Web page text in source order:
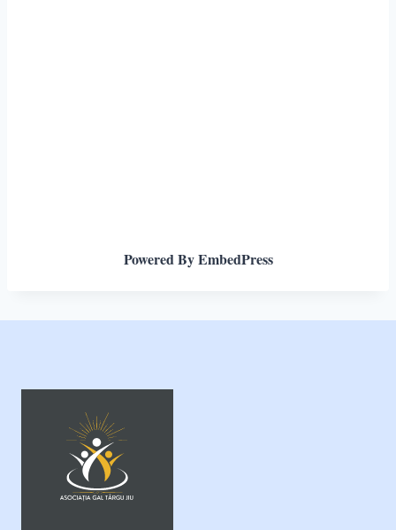
Powered By EmbedPress